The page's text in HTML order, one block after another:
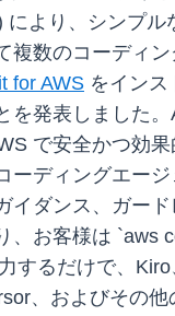
により、シンプル
複数のコーディ
for AWS をインス
を発表しました
で安全かつ効
ーディングエー
イダンス、ガー
、お客様は `aws
するだけで、Kiro
、およびその